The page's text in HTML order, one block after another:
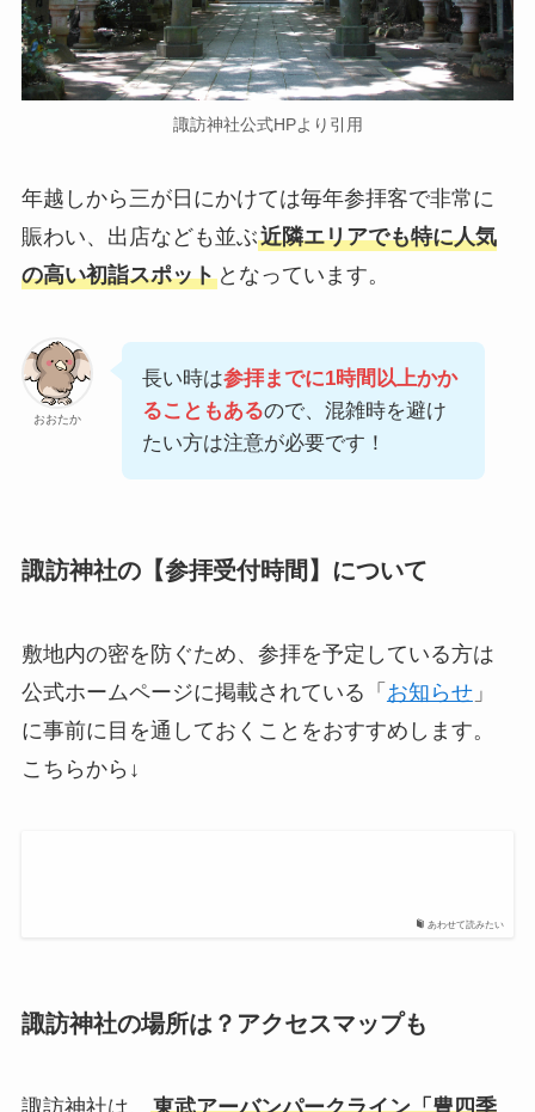
諏訪神社公式HPより引用
年越しから三が日にかけては毎年参拝客で非常に
賑わい、出店なども並ぶ近隣エリアでも特に人気
の高い初詣スポットとなっています。
おおたか
長い時は参拝までに1時間以上かか
ることもあるので、混雑時を避け
たい方は注意が必要です！
諏訪神社の【参拝受付時間】について
敷地内の密を防ぐため、参拝を予定している方は
公式ホームページに掲載されている「 お知らせ」
に事前に目を通しておくことをおすすめします。
こちらから↓
あわせて読みたい
諏訪神社の場所は？アクセスマップも
諏訪神社は、 東武アーバンパークライン「豊四季